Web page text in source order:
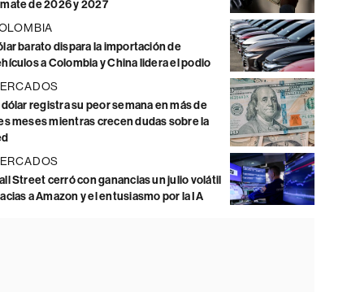
de 2026 y 2027
barato dispara la importación de
a Colombia y China lidera el podio
dólar registra su peor semana en más de
meses mientras crecen dudas sobre la
Street cerró con ganancias un julio volátil
a Amazon y el entusiasmo por la IA